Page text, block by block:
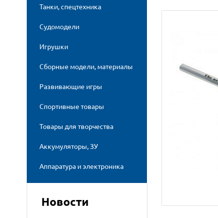
Танки, спецтехника
Судомодели
Игрушки
Сборные модели, материалы
Развивающие игры
Спортивные товары
Товары для творчества
Аккумуляторы, ЗУ
Аппаратура и электроника
Новости